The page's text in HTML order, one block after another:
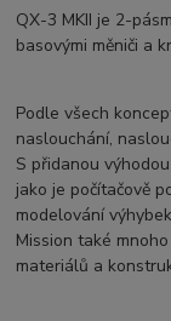
QX-3 MKII je 2-
basovými měniči a
Podle všech
naslouchání,
S přidanou
jako je počítačově
modelování
Mission také
materiálů a